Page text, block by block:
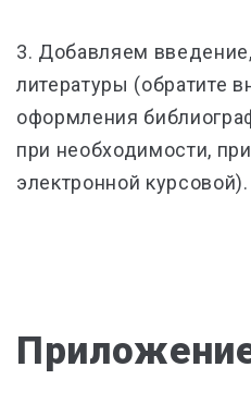
3. Добавляем
литературы (обратите
оформления
при необходимости,
электронной курсовой).